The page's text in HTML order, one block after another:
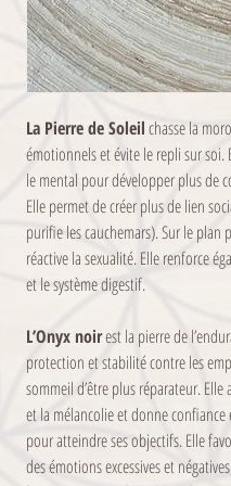
La Pierre de Soleilchasse la
émotionnels et évite le repli sur soi.
le mental pour développer plus de
Elle permet de créer plus de lien
purifie les cauchemars). Sur le plan
réactive la sexualité. Elle renforce
et le système digestif.
L’Onyx noirest la pierre de
protection et stabilité contre les
sommeil d’être plus réparateur.
et la mélancolie et donne confiance
pour atteindre ses objectifs. Elle
des émotions excessives et